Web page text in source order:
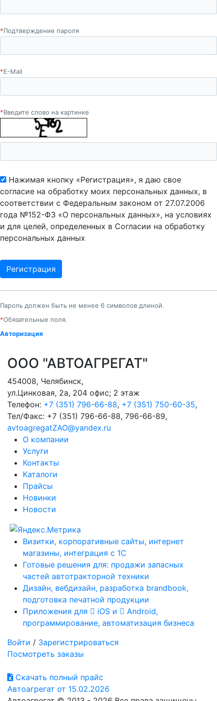
*Подтверждение пароля
*E-Mail
*Введите слово на картинке
Нажимая кнопку «Регистрация», я даю свое
согласие на обработку моих персональных данных, в
соответствии с Федеральным законом от 27.07.2006
года №152-ФЗ «О персональных данных», на условиях
и для целей, определенных в Согласии на обработку
персональных данных
Пароль должен быть не менее 6 символов длиной.
*Обязательные поля.
Авторизация
ООО "АВТОАГРЕГАТ"
454008, Челябинск,
ул.Цинковая, 2а, 204 офис; 2 этаж
Телефон: +7 (351) 796-66-88, +7 (351) 750-60-35,
Тел/Факс: +7 (351) 796-66-88, 796-66-89,
avtoagregatZAO@yandex.ru
О компании
Услуги
Контакты
Каталоги
Прайсы
Новинки
Новости
Визитки, корпоративные сайты, интернет
магазины, интеграция с 1С
Готовые решения для: продажи запасных
частей автотракторной техники
Дизайн, вебдизайн, разработка brandbook,
подготовка печатной продукции
Приложения для
iOS и
Android,
программирование, автоматизация бизнеса
Войти / Зарегистрироваться
Посмотреть заказы
Скачать полный прайс
Автоагрегат от 15.02.2026